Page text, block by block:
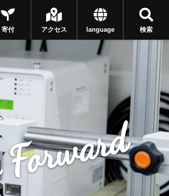
検索
language
アクセス
寄付